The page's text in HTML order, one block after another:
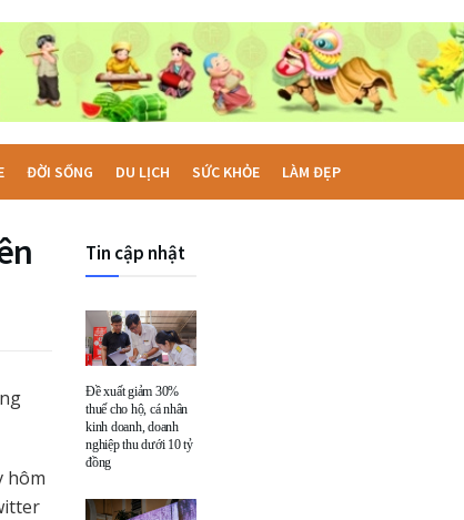
ĐỜI SỐNG DU LỊCH SỨC KHỎE LÀM ĐẸP
hôm
Tin cập nhật
Đề xuất giảm 30%
thuế cho hộ, cá nhân
kinh doanh, doanh
nghiệp thu dưới 10 tỷ
đồng